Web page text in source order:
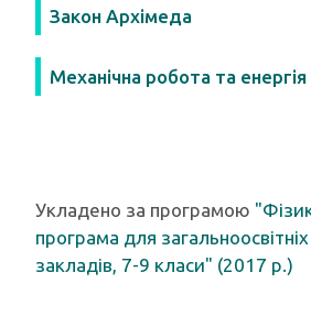
Закон Архімеда
Механічна робота та енергія
Укладено за програмою
програма для
закладів, 7-9 класи" (2017 р.)